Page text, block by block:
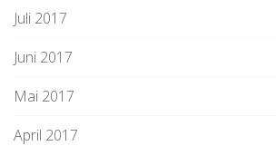
Juli 2017
Juni 2017
Mai 2017
April 2017